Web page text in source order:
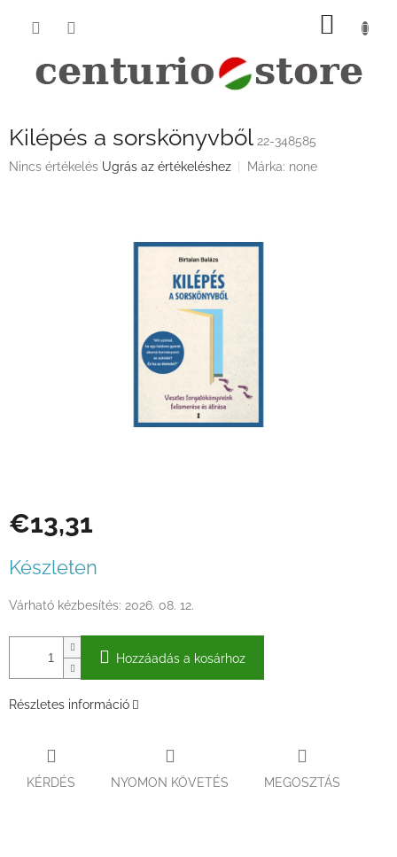
KOSÁR
Kilépés a sorskönyvből 22-348585
A
Nincs értékelés Ugrás az értékeléshez Márka: none
€13,31
Készleten
Várható kézbesítés: 2026. 08. 12.
Hozzáadás a kosárhoz
Részletes információ
KÉRDÉS NYOMON KÖVETÉS MEGOSZTÁS